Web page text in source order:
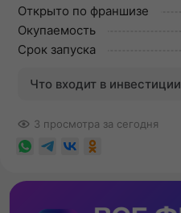
Открыто по франшизе
Окупаемость
Срок запуска
Что входит в инвестиции
3 просмотра за сегодня